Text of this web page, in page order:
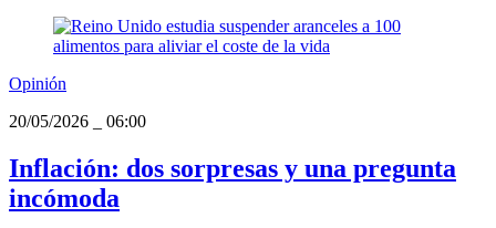
Opinión
20/05/2026
06:00
Inflación: dos sorpresas y una pregunta
incómoda